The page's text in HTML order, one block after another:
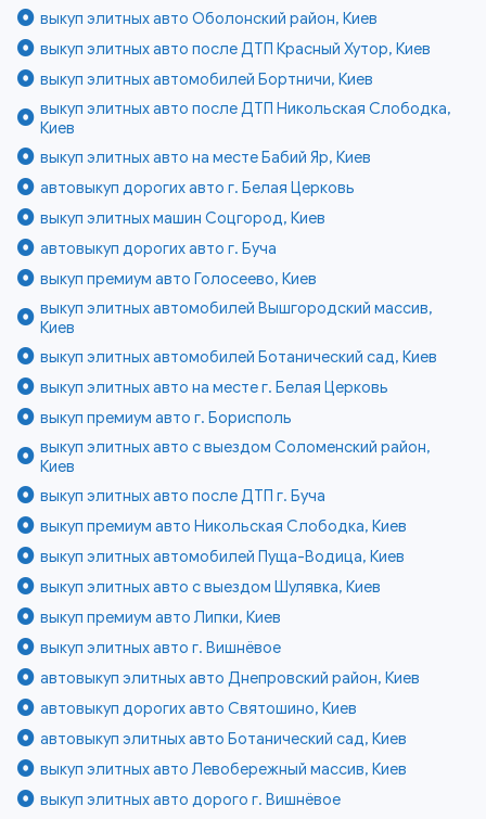
выкуп элитных авто Оболонский район, Киев
выкуп элитных авто после ДТП Красный Хутор, Киев
выкуп элитных автомобилей Бортничи, Киев
выкуп элитных авто после ДТП Никольская Слободка,
Киев
выкуп элитных авто на месте Бабий Яр, Киев
автовыкуп дорогих авто г. Белая Церковь
выкуп элитных машин Соцгород, Киев
автовыкуп дорогих авто г. Буча
выкуп премиум авто Голосеево, Киев
выкуп элитных автомобилей Вышгородский массив,
Киев
выкуп элитных автомобилей Ботанический сад, Киев
выкуп элитных авто на месте г. Белая Церковь
выкуп премиум авто г. Борисполь
выкуп элитных авто с выездом Соломенский район,
Киев
выкуп элитных авто после ДТП г. Буча
выкуп премиум авто Никольская Слободка, Киев
выкуп элитных автомобилей Пуща-Водица, Киев
выкуп элитных авто с выездом Шулявка, Киев
выкуп премиум авто Липки, Киев
выкуп элитных авто г. Вишнёвое
автовыкуп элитных авто Днепровский район, Киев
автовыкуп дорогих авто Святошино, Киев
автовыкуп элитных авто Ботанический сад, Киев
выкуп элитных авто Левобережный массив, Киев
выкуп элитных авто дорого г. Вишнёвое